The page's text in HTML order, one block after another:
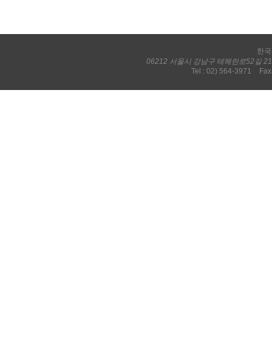
한
06212 서울시 강남구 테헤란로52길
Tel : 02) 564-3971